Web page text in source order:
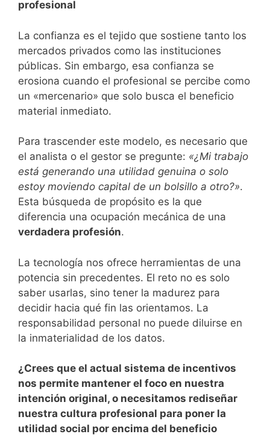
profesional
​La confianza es el tejido que sostiene tanto los
mercados privados como las instituciones
públicas. Sin embargo, esa confianza se
erosiona cuando el profesional se percibe como
un «mercenario» que solo busca el beneficio
material inmediato.
​Para trascender este modelo, es necesario que
el analista o el gestor se pregunte: «¿Mi trabajo
está generando una utilidad genuina o solo
estoy moviendo capital de un bolsillo a otro?».
Esta búsqueda de propósito es la que
diferencia una ocupación mecánica de una
verdadera profesión.
​La tecnología nos ofrece herramientas de una
potencia sin precedentes. El reto no es solo
saber usarlas, sino tener la madurez para
decidir hacia qué fin las orientamos. La
responsabilidad personal no puede diluirse en
la inmaterialidad de los datos.
¿Crees que el actual sistema de incentivos
nos permite mantener el foco en nuestra
intención original, o necesitamos rediseñar
nuestra cultura profesional para poner la
utilidad social por encima del beneficio